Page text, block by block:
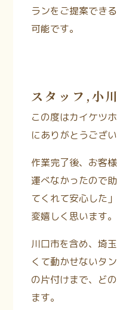
ランをご提案でき
可能です。
スタッフ,小
この度はカイケツ
にありがとうござい
作業完了後、お客
運べなかったので
てくれて安心した
変嬉しく思います。
川口市を含め、埼
くて動かせないタ
の片付けまで、ど
ます。